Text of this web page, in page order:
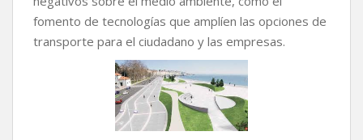
fomento de tecnologías que amplíen las opciones de
transporte para el ciudadano y las empresas.